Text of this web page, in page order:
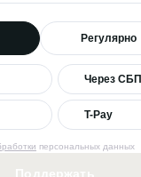
Регулярно
Через СБП
T-Pay
персональных данных